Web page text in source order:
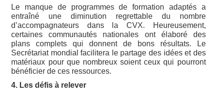
Le manque de programmes de formation adaptés a
entraîné une diminution regrettable du nombre
d’accompagnateurs dans la CVX. Heureusement,
certaines communautés nationales ont élaboré des
plans complets qui donnent de bons résultats. Le
Secrétariat mondial facilitera le partage des idées et des
matériaux pour que nombreux soient ceux qui pourront
bénéficier de ces ressources.
4. Les défis à relever